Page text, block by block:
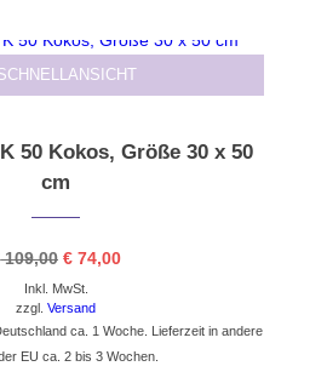
50 Kokos, Größe 30 x 50
cm
109,00 Ursprünglicher
Preis
war:
€ 109,00
€ 74,00Aktueller
Inkl. MwSt.
zzgl.Versand
ca. 1 Woche. Lieferzeit in andere
EU ca. 2 bis 3 Wochen.